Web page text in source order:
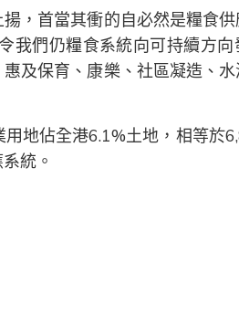
，首當其衝的自必然是糧食
我們仍糧食系統向可持續方向
及保育、康樂、社區凝造、
地佔全港6.1%土地，相等於
統。